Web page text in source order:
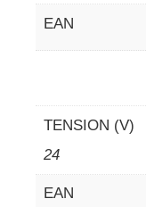
EAN
TENSION (V)
24
EAN